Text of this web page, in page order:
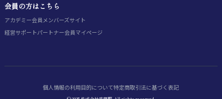
会員の方はこちら
アカデミー会員 メンバーズサイト
経営サポートパートナー会員マイページ
個人情報の利用目的について特定商取引法に基づく表記